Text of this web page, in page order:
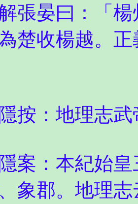
解張晏曰：「
楚收楊越。
隱按：地理志
隱案：本紀始
象郡。地理